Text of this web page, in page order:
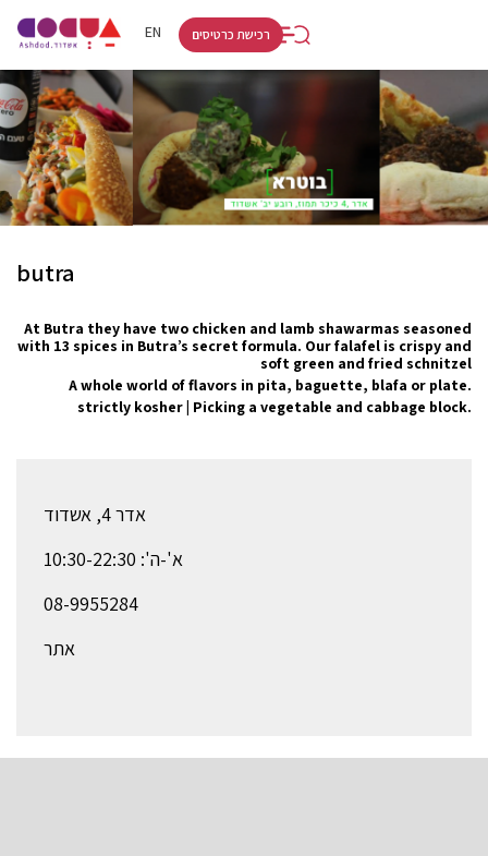
EN
HE
רכישת כרטיסים
butra
At Butra they have two chicken and lamb shawarmas seasoned
with 13 spices in Butra’s secret formula. Our falafel is crispy and
soft green and fried schnitzel
A whole world of flavors in pita, baguette, blafa or plate.
strictly kosher | Picking a vegetable and cabbage block.
אדר 4, אשדוד
א'-ה': 10:30-22:30
08-9955284
אתר